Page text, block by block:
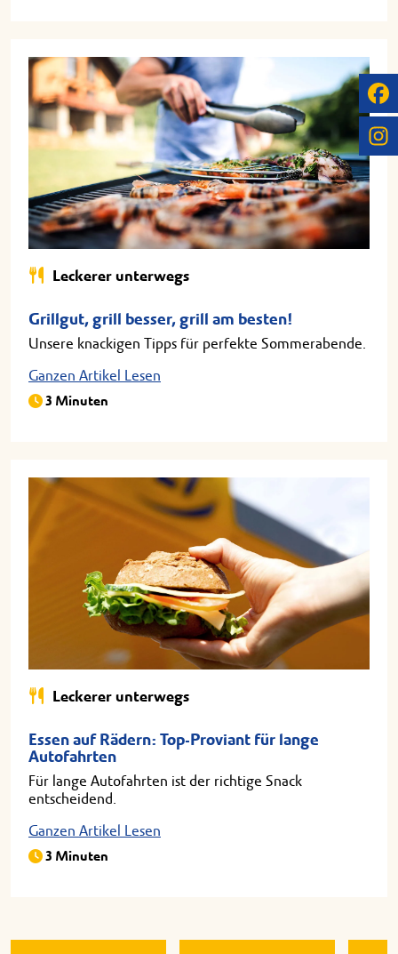
Leckerer unterwegs
Grillgut, grill besser, grill am besten!
Unsere knackigen Tipps für perfekte Sommerabende.
Ganzen Artikel Lesen
3 Minuten
Leckerer unterwegs
Essen auf Rädern: Top-Proviant für lange
Autofahrten
Für lange Autofahrten ist der richtige Snack
entscheidend.
Ganzen Artikel Lesen
3 Minuten